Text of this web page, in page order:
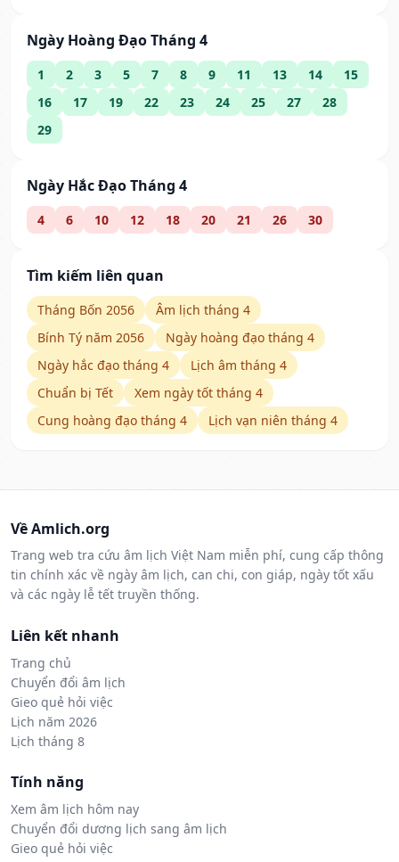
Ngày Hoàng Đạo Tháng 4
1 2 3 5 7 8 9 11 13 14
15
16
17 19 22 23 24 25 27
28
29
Ngày Hắc Đạo Tháng 4
4 6 10 12 18 20 21 26 30
Tìm kiếm liên quan
Tháng Bốn 2056
Âm lịch tháng 4
Bính Tý năm 2056
Ngày hoàng đạo tháng 4
Ngày hắc đạo tháng 4
Lịch âm tháng 4
Chuẩn bị Tết
Xem ngày tốt tháng 4
Cung hoàng đạo tháng 4
Lịch vạn niên tháng 4
Về Amlich.org
Trang web tra cứu âm lịch Việt Nam miễn phí, cung cấp thông
tin chính xác về ngày âm lịch, can chi, con giáp, ngày tốt xấu
và các ngày lễ tết truyền thống.
Liên kết nhanh
Trang chủ
Chuyển đổi âm lịch
Gieo quẻ hỏi việc
Lịch năm 2026
Lịch tháng 8
Tính năng
Xem âm lịch hôm nay
Chuyển đổi dương lịch sang âm lịch
Gieo quẻ hỏi việc